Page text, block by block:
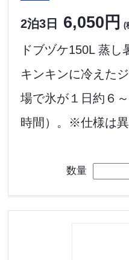
2泊3日 6,050円 (
ドブヅケ150L 蒸
キンキンに冷えた
場で氷が１日約６
時間）。※仕様は
数量